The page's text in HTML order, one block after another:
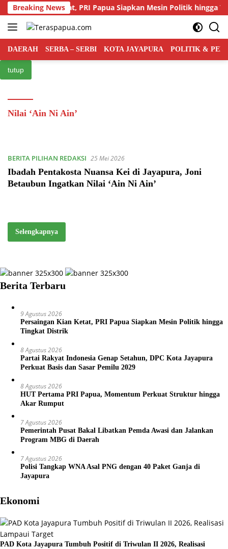
Langsung
ke
konten
Breaking News
Kian Ketat, PRI Papua Siapkan Mesin Politik hingga
DAERAH SERBA – SERBI KOTA JAYAPURA POLITIK &
tutup
Nilai ‘Ain Ni Ain’
BERITA PILIHAN REDAKSI 25 Mei 2026
Ibadah Pentakosta Nuansa Kei di Jayapura, Joni
Betaubun Ingatkan Nilai ‘Ain Ni Ain’
Selengkapnya
Berita Terbaru
9 Agustus 2026
Persaingan Kian Ketat, PRI Papua Siapkan Mesin Politik hingga
Tingkat Distrik
8 Agustus 2026
Partai Rakyat Indonesia Genap Setahun, DPC Kota Jayapura
Perkuat Basis dan Sasar Pemilu 2029
8 Agustus 2026
HUT Pertama PRI Papua, Momentum Perkuat Struktur hingga
Akar Rumput
7 Agustus 2026
Pemerintah Pusat Bakal Libatkan Pemda Awasi dan Jalankan
Program MBG di Daerah
7 Agustus 2026
Polisi Tangkap WNA Asal PNG dengan 40 Paket Ganja di
Jayapura
Ekonomi
PAD Kota Jayapura Tumbuh Positif di Triwulan II 2026, Realisasi